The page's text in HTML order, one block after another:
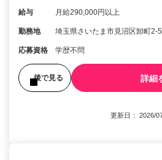
給与 月給290,000円以上
勤務地 埼玉県さいたま市見沼区卸町2-
応募資格 学歴不問
後で見る 詳細
更新日： 2026/